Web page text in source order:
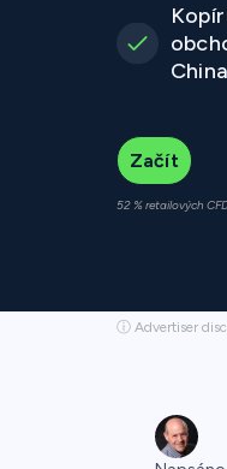
Začít
52 % retailových
ⓘ Advertiser